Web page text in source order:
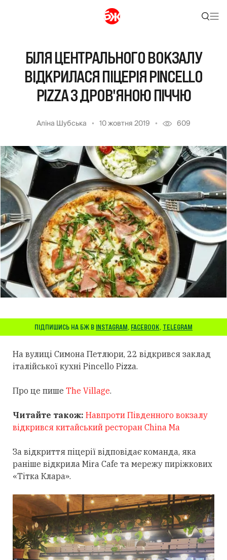
БІЛЯ ЦЕНТРАЛЬНОГО ВОКЗАЛУ
ВІДКРИЛАСЯ ПІЦЕРІЯ PINCELLO
PIZZA З ДРОВ'ЯНОЮ ПІЧЧЮ
Аліна Шубська 10 жовтня 2019 609
ПІДПИШИСЬ НА БЖ В INSTAGRAM, FACEBOOK, TELEGRAM
На вулиці Симона Петлюри, 22 відкрився заклад
італійської кухні Pincello Pizza.
Про це пише The Village.
Читайте також: Навпроти Південного вокзалу
відкрився китайський ресторан China Ma
За відкриття піцерії відповідає команда, яка
раніше відкрила Mira Cafe та мережу пиріжкових
«Тітка Клара».